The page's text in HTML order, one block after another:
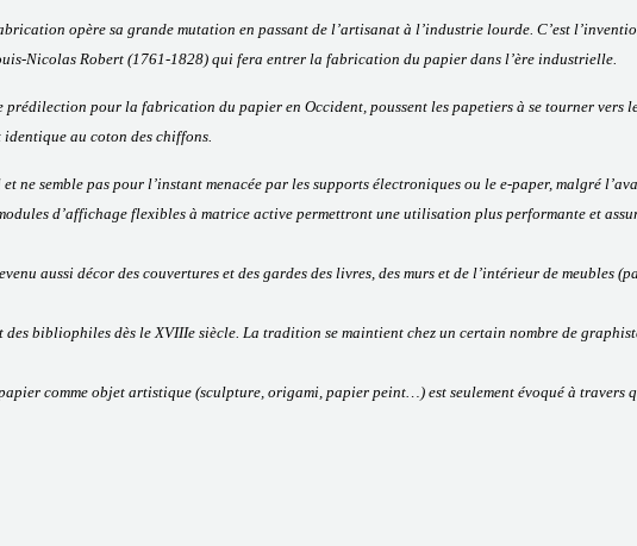
opère sa grande mutation en passant de l’artisanat à l’industrie lourde. C’est
Nicolas Robert (1761-1828) qui fera entrer la fabrication du papier dans l’ère industrielle.
pour la fabrication du papier en Occident, poussent les papetiers à se tourner vers
au coton des chiffons.
semble pas pour l’instant menacée par les supports électroniques ou le e-paper, malgré
d’affichage flexibles à matrice active permettront une utilisation plus performante et
aussi décor des couvertures et des gardes des livres, des murs et de l’intérieur de meubles
bibliophiles dès le XVIIIe siècle. La tradition se maintient chez un certain nombre de
comme objet artistique (sculpture, origami, papier peint…) est seulement évoqué à travers